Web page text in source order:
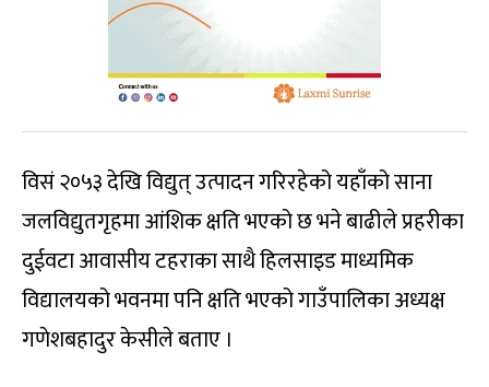
विसं २०५३ देखि विद्युत् उत्पादन गरिरहेको यहाँको साना
जलविद्युतगृहमा आंशिक क्षति भएको छ भने बाढीले प्रहरीका
दुईवटा आवासीय टहराका साथै हिलसाइड माध्यमिक
विद्यालयको भवनमा पनि क्षति भएको गाउँपालिका अध्यक्ष
गणेशबहादुर केसीले बताए ।